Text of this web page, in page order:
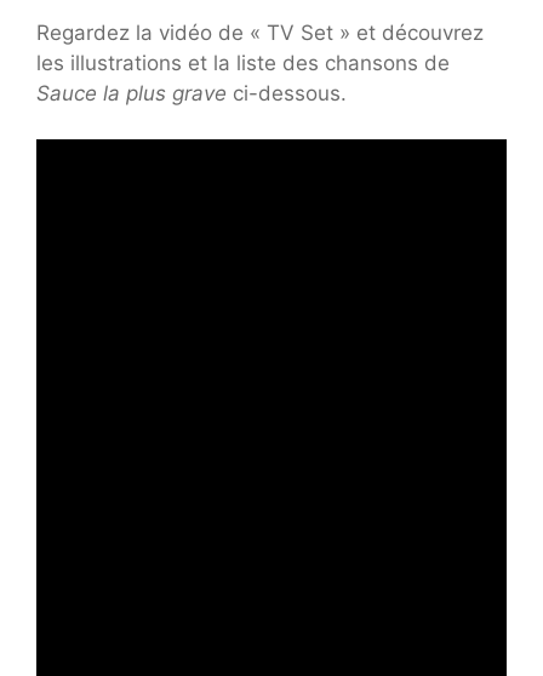
Regardez la vidéo de « TV Set » et découvrez
les illustrations et la liste des chansons de
Sauce la plus grave ci-dessous.